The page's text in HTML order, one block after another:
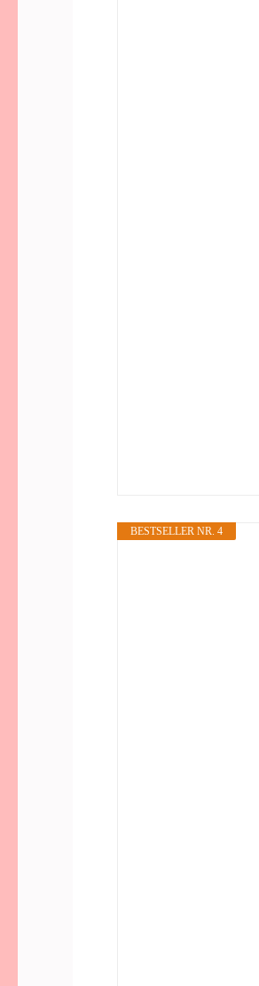
BESTSELLER NR. 4